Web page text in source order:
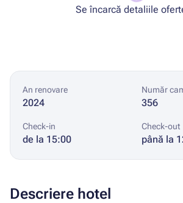
Se încarcă detaliile
An renovare
2024
Număr
356
Check-in
de la 15:00
Check-out
până la
Descriere hotel